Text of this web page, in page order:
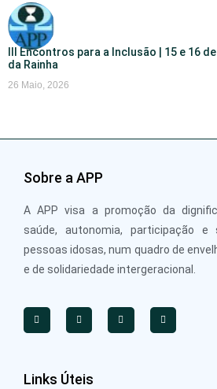
III Encontros para a Inclusão | 15 e 16
da Rainha
26 Maio, 2026
Sobre a APP
A APP visa a promoção da
saúde, autonomia, participação e
pessoas idosas, num quadro de
e de solidariedade intergeracional.
Links Úteis